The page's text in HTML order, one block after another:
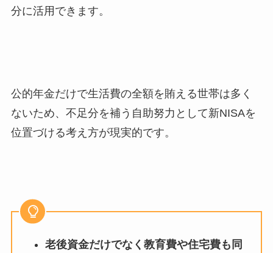
分に活用できます。
公的年金だけで生活費の全額を賄える世帯は多く
ないため、不足分を補う自助努力として新NISAを
位置づける考え方が現実的です。
老後資金だけでなく教育費や住宅費も同